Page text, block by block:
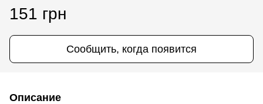
151 грн
Сообщить, когда появится
Описание